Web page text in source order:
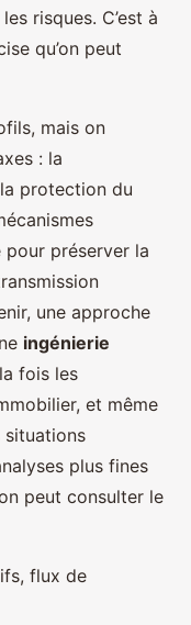
risques. C’est à
qu’on peut
mais on
: la
protection du
pour préserver la
une approche
ingénierie
fois les
et même
situations
plus fines
peut consulter le
flux de